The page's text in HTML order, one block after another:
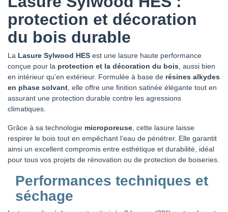
protection et décoration
du bois durable
La Lasure Sylwood HES est une lasure haute performance
conçue pour la protection et la décoration du bois , aussi bien
en intérieur qu’en extérieur. Formulée à base de résines alkydes
en phase solvant , elle offre une finition satinée élégante tout en
assurant une protection durable contre les agressions
climatiques.
Grâce à sa technologie microporeuse , cette lasure laisse
respirer le bois tout en empêchant l’eau de pénétrer. Elle garantit
ainsi un excellent compromis entre esthétique et durabilité, idéal
pour tous vos projets de rénovation ou de protection de boiseries.
Performances techniques et
séchage